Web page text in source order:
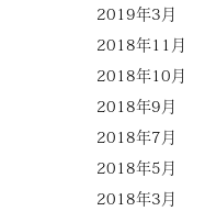
2019年3月
2018年11月
2018年10月
2018年9月
2018年7月
2018年5月
2018年3月